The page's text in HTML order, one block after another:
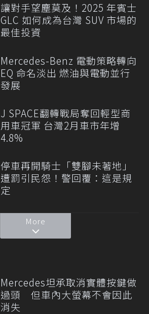
讓對手望塵莫及！2025 年賓士
GLC 如何成為台灣 SUV 市場的
最佳投資
Mercedes-Benz 電動策略轉向
EQ 命名淡出 燃油與電動並行
發展
J SPACE翻轉戰局奪回輕型商
用車冠軍 台灣2月車市年增
4.8%
停車再開騎士「雙腳未著地」
遭罰引民怨！警回覆：這是規
定
More
Mercedes坦承取消實體按鍵做
過頭 但車內大螢幕不會因此
消失